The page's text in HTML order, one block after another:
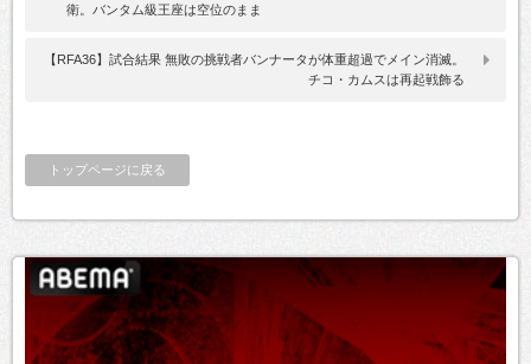
衛。バンタム級王座は空位のまま
【RFA36】試合結果 無敗の挑戦者バンナータが体重超過でメイン消滅。
チコ・カムスは再起戦飾る
トップページに戻る